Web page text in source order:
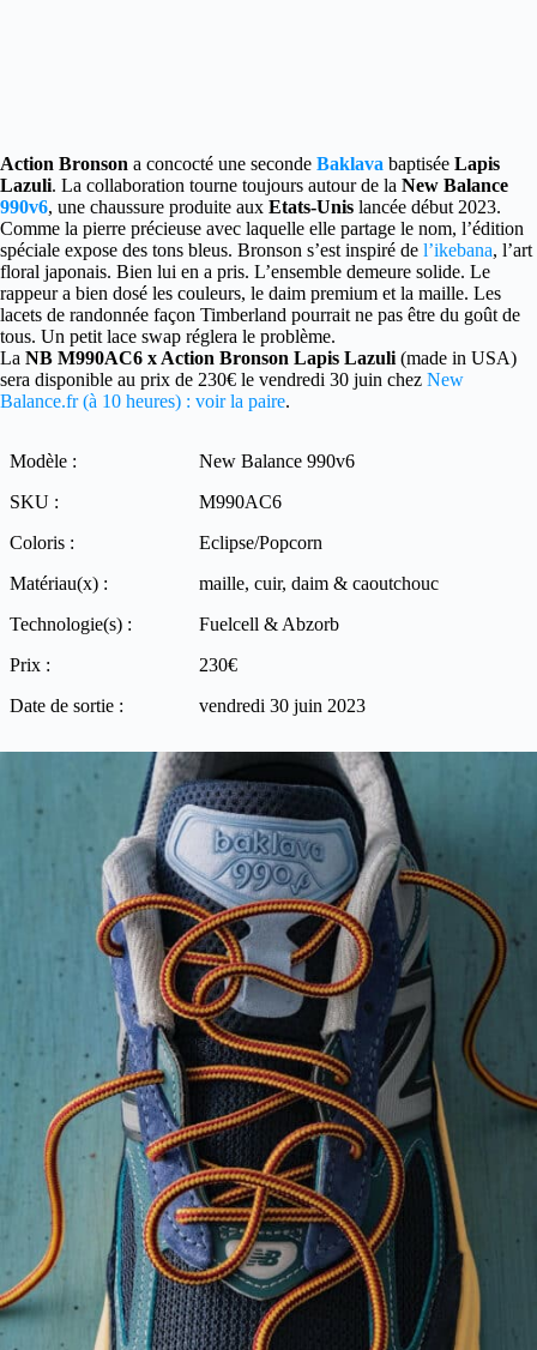
Action Bronson a concocté une seconde Baklava baptisée Lapis
Lazuli. La collaboration tourne toujours autour de la New Balance
990v6, une chaussure produite aux Etats-Unis lancée début 2023.
Comme la pierre précieuse avec laquelle elle partage le nom, l’édition
spéciale expose des tons bleus. Bronson s’est inspiré de l’ikebana, l’art
floral japonais. Bien lui en a pris. L’ensemble demeure solide. Le
rappeur a bien dosé les couleurs, le daim premium et la maille. Les
lacets de randonnée façon Timberland pourrait ne pas être du goût de
tous. Un petit lace swap réglera le problème.
La NB M990AC6 x Action Bronson Lapis Lazuli (made in USA)
sera disponible au prix de 230€ le vendredi 30 juin chez New
Balance.fr (à 10 heures) : voir la paire.
Modèle :
New Balance 990v6
SKU :
M990AC6
Coloris :
Eclipse/Popcorn
Matériau(x) :
maille, cuir, daim & caoutchouc
Technologie(s) :
Fuelcell & Abzorb
Prix :
230€
Date de sortie :
vendredi 30 juin 2023